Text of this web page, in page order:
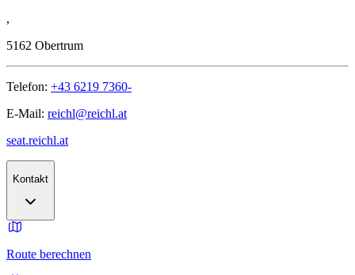
,
5162 Obertrum
Telefon: +43 6219 7360-
E-Mail: reichl@reichl.at
seat.reichl.at
Kontakt
Route berechnen